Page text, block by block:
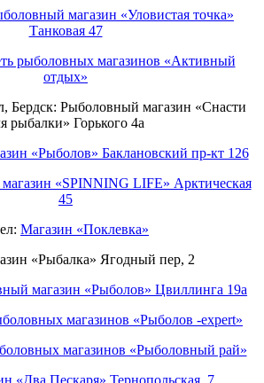
магазин «Уловистая точка»
Танковая 47
рыболовных магазинов «Активный
отдых»
Бердск: Рыболовный магазин «Снасти
рыбалки» Горького 4а
«Рыболов» Баклановский пр-кт 126
«SPINNING LIFE» Арктическая
45
Магазин «Поклевка»
«Рыбалка» Ягодный пер, 2
магазин «Рыболов» Цвиллинга 19а
магазинов «Рыболов -expert»
магазинов «Рыболовный рай»
«Два Пескаря» Тернопольская, 7